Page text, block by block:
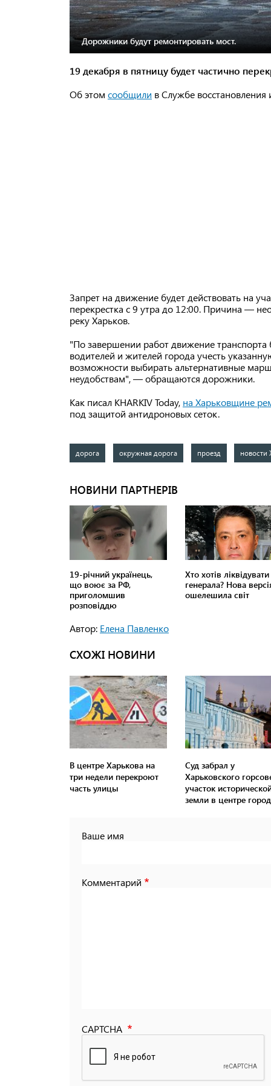
Дорожники будут ремонтировать мост.
19 декабря в пятницу будет частично
Об этом сообщили в Службе восстановления
Запрет на движение будет действовать на
перекрестка с 9 утра до 12:00. Причина —
реку Харьков.
"По завершении работ движение
водителей и жителей города учесть
возможности выбирать альтернативные
неудобствам", — обращаются дорожники.
Как писал KHARKIV Today, на Харьковщине
под защитой антидроновых сеток.
дорога окружная дорога проезд новости
Автор: Елена Павленко
СХОЖІ НОВИНИ
В центре Харькова на
три недели перекроют
часть улицы
Суд забрал у
Харьковского
участок
земли в центре
Ваше имя
Комментарий
CAPTCHA